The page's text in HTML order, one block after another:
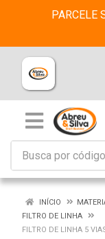
PARCELE
INÍCIO
FILTRO DE LINHA
FILTRO DE LINHA 5